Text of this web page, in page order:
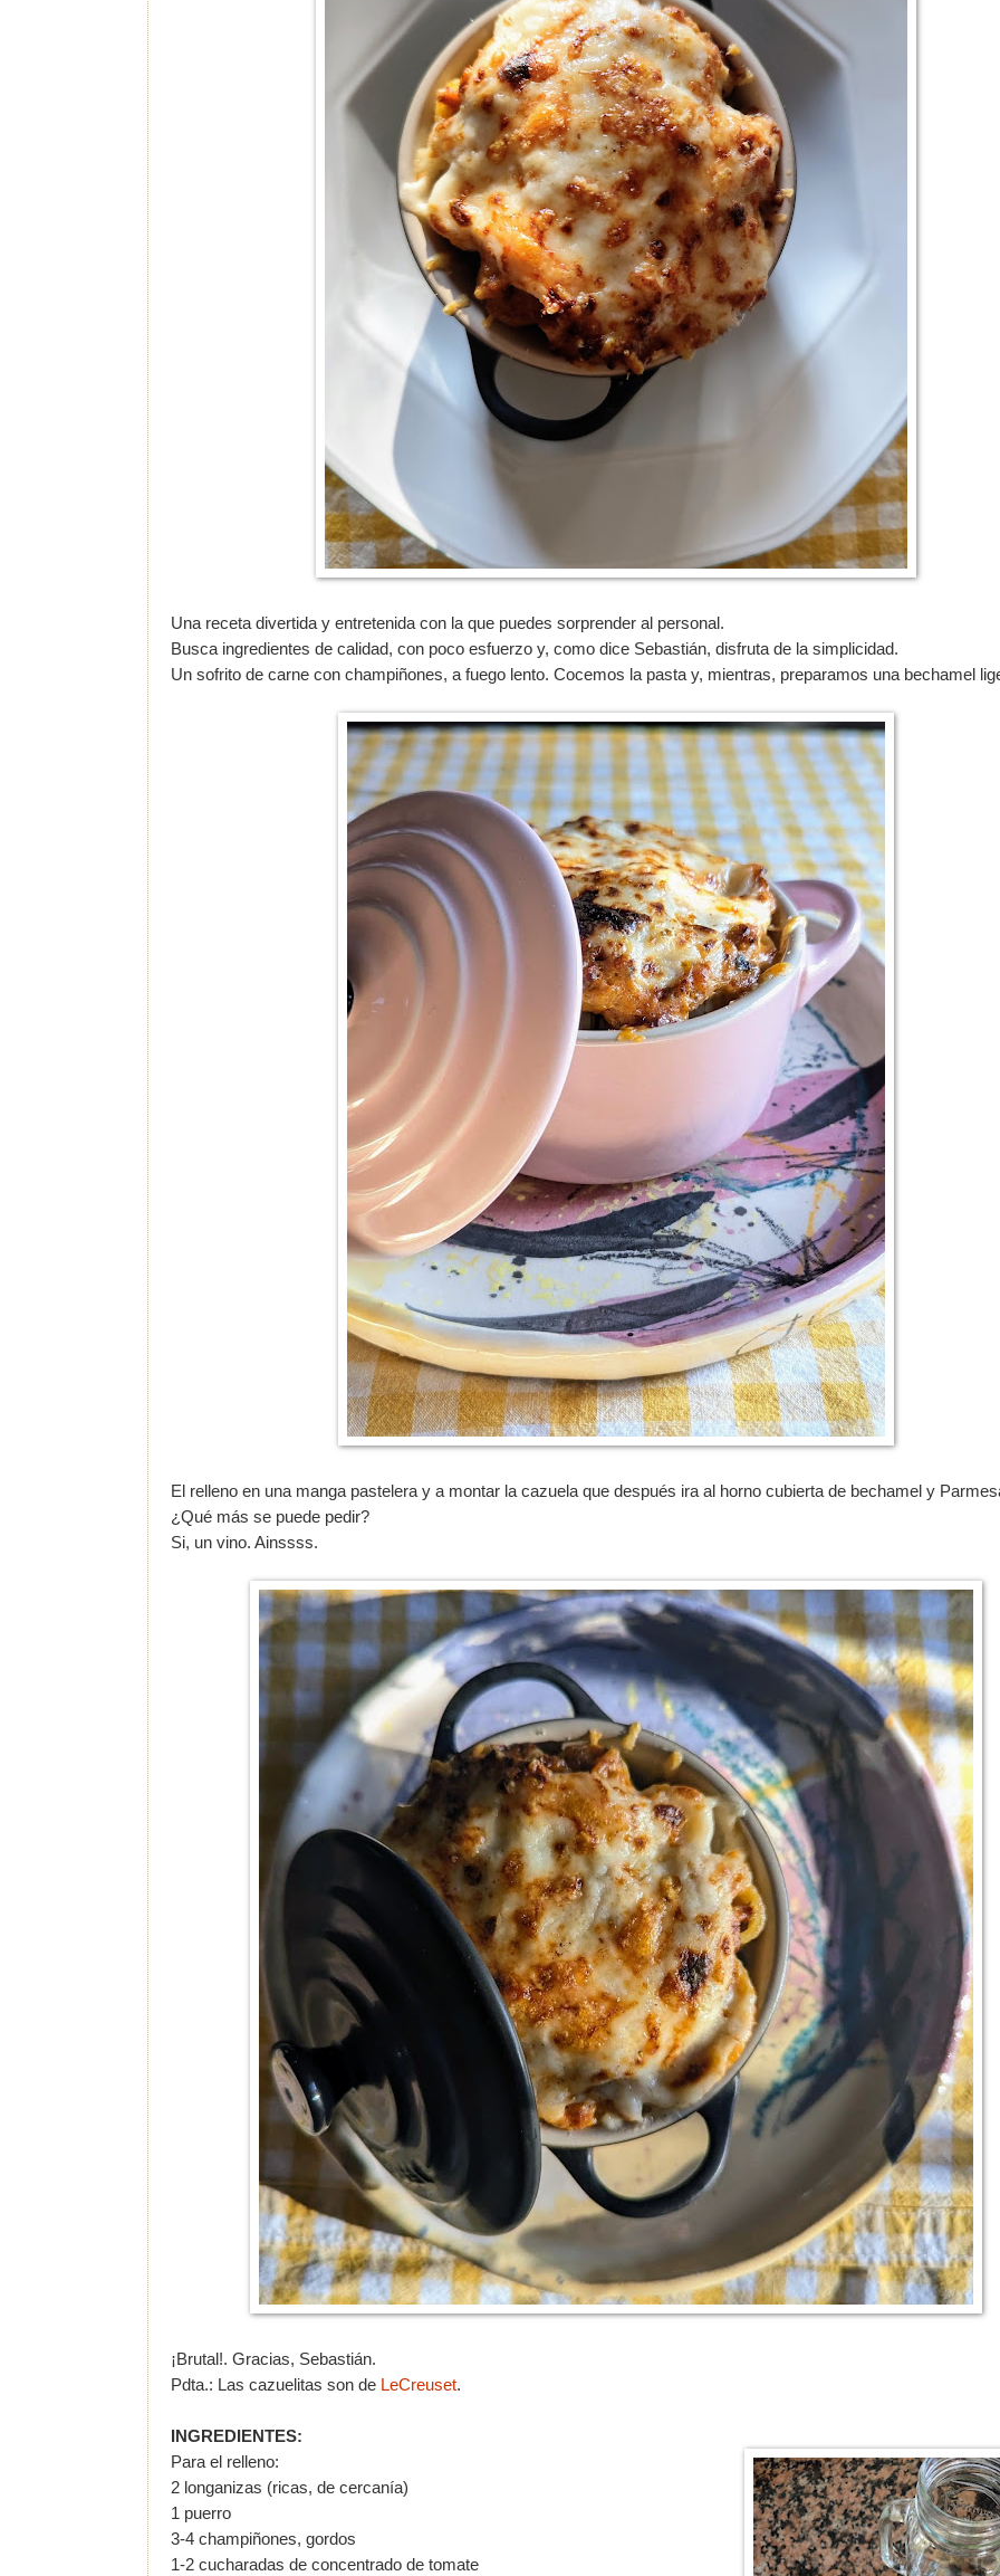
Una receta divertida y entretenida con la que puedes sorprender al personal.
Busca ingredientes de calidad, con poco esfuerzo y, como dice Sebastián, disfruta de la simplicidad.
Un sofrito de carne con champiñones, a fuego lento. Cocemos la pasta y, mientras, preparamos una bechamel
El relleno en una manga pastelera y a montar la cazuela que después ira al horno cubierta de bechamel y
¿Qué más se puede pedir?
Si, un vino. Ainssss.
¡Brutal!. Gracias, Sebastián.
Pdta.: Las cazuelitas son de LeCreuset.
INGREDIENTES:
Para el relleno:
2 longanizas (ricas, de cercanía)
1 puerro
3-4 champiñones, gordos
1-2 cucharadas de concentrado de tomate